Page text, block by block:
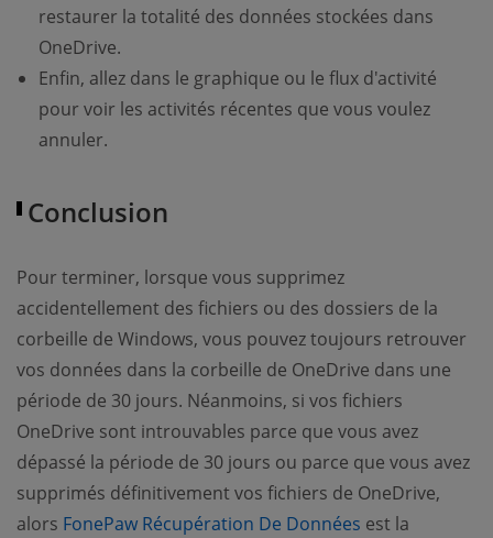
restaurer la totalité des données stockées dans
OneDrive.
Enfin, allez dans le graphique ou le flux d'activité
pour voir les activités récentes que vous voulez
annuler.
Conclusion
Pour terminer, lorsque vous supprimez
accidentellement des fichiers ou des dossiers de la
corbeille de Windows, vous pouvez toujours retrouver
vos données dans la corbeille de OneDrive dans une
période de 30 jours. Néanmoins, si vos fichiers
OneDrive sont introuvables parce que vous avez
dépassé la période de 30 jours ou parce que vous avez
supprimés définitivement vos fichiers de OneDrive,
alors FonePaw Récupération De Données est la